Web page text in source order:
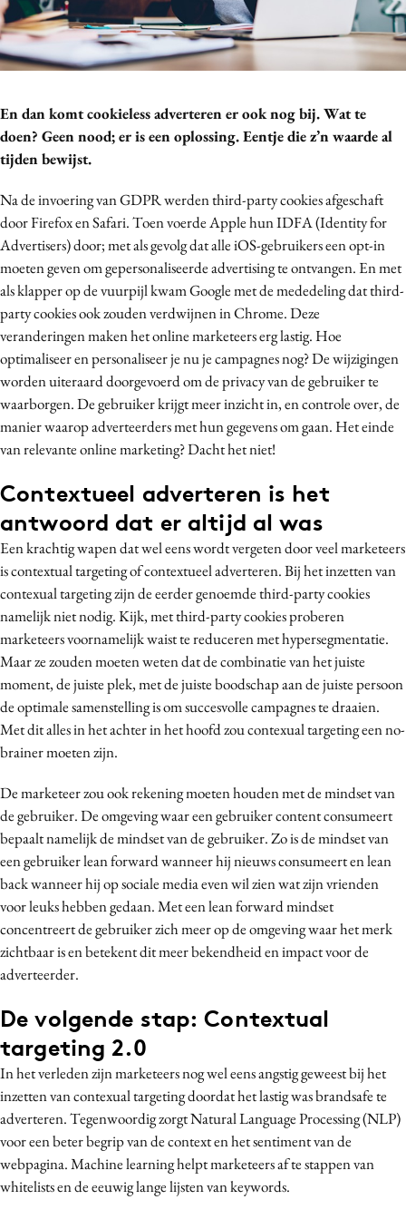
Bureaus
Campagnes
Carriere
Craft
Customer Experience
Design
Digital transformation
Diversiteit
Effectiviteit
Gedragsverandering
Influencer marketing
Interne communicatie
Martech
Media
Merkstrategie
Programmatic
Purpose Marketing
Reputatie & crisis
En dan komt cookieless adverteren er ook nog bij. Wat te
doen? Geen nood; er is een oplossing. Eentje die z’n waarde al
tijden bewijst.
Na de invoering van GDPR werden third-party cookies afgeschaft
door Firefox en Safari. Toen voerde Apple hun IDFA (Identity for
Advertisers) door; met als gevolg dat alle iOS-gebruikers een opt-in
moeten geven om gepersonaliseerde advertising te ontvangen. En met
als klapper op de vuurpijl kwam Google met de mededeling dat third-
party cookies ook zouden verdwijnen in Chrome. Deze
veranderingen maken het online marketeers erg lastig. Hoe
optimaliseer en personaliseer je nu je campagnes nog? De wijzigingen
worden uiteraard doorgevoerd om de privacy van de gebruiker te
waarborgen. De gebruiker krijgt meer inzicht in, en controle over, de
manier waarop adverteerders met hun gegevens om gaan. Het einde
van relevante online marketing? Dacht het niet!
Contextueel adverteren is het
antwoord dat er altijd al was
Een krachtig wapen dat wel eens wordt vergeten door veel marketeers
is contextual targeting of contextueel adverteren. Bij het inzetten van
contexual targeting zijn de eerder genoemde third-party cookies
namelijk niet nodig. Kijk, met third-party cookies proberen
marketeers voornamelijk waist te reduceren met hypersegmentatie.
Maar ze zouden moeten weten dat de combinatie van het juiste
moment, de juiste plek, met de juiste boodschap aan de juiste persoon
de optimale samenstelling is om succesvolle campagnes te draaien.
Met dit alles in het achter in het hoofd zou contexual targeting een no-
brainer moeten zijn.
De marketeer zou ook rekening moeten houden met de mindset van
de gebruiker. De omgeving waar een gebruiker content consumeert
bepaalt namelijk de mindset van de gebruiker. Zo is de mindset van
een gebruiker lean forward wanneer hij nieuws consumeert en lean
back wanneer hij op sociale media even wil zien wat zijn vrienden
voor leuks hebben gedaan. Met een lean forward mindset
concentreert de gebruiker zich meer op de omgeving waar het merk
zichtbaar is en betekent dit meer bekendheid en impact voor de
adverteerder.
De volgende stap: Contextual
targeting 2.0
In het verleden zijn marketeers nog wel eens angstig geweest bij het
inzetten van contexual targeting doordat het lastig was brandsafe te
adverteren. Tegenwoordig zorgt Natural Language Processing (NLP)
voor een beter begrip van de context en het sentiment van de
webpagina. Machine learning helpt marketeers af te stappen van
whitelists en de eeuwig lange lijsten van keywords.